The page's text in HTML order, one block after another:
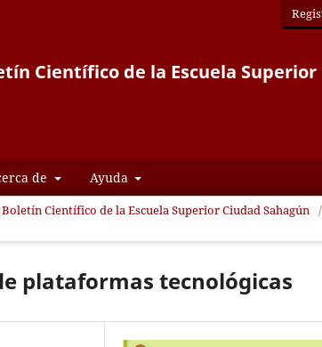
Científico de la Escuela Superior
de Ayuda
Científico de la Escuela Superior Ciudad Sahagún /
plataformas tecnológicas